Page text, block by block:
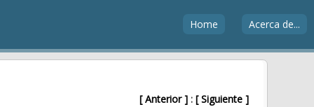
Home Acerca de...
[ Anterior ] :[ Siguiente ]